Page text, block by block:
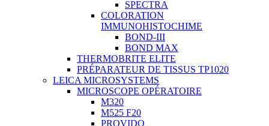
SPECTRA
COLORATION
IMMUNOHISTOCHIME
BOND-III
BOND MAX
THERMOBRITE ELITE
PRÉPARATEUR DE TISSUS TP1020
LEICA MICROSYSTEMS
MICROSCOPE OPÉRATOIRE
M320
M525 F20
PROVIDO